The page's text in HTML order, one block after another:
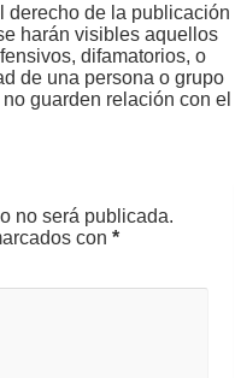
derecho de la publicación
harán visibles aquellos
difamatorios, o
de una persona o grupo
guarden relación con el
no será publicada.
con*